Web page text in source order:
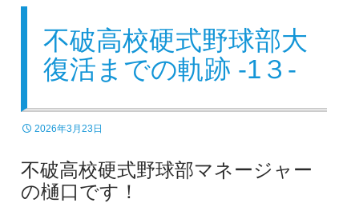
不破高校硬式野球部大
復活までの軌跡 -1３-
2026年3月23日
不破高校硬式野球部マネージャー
の樋口です！